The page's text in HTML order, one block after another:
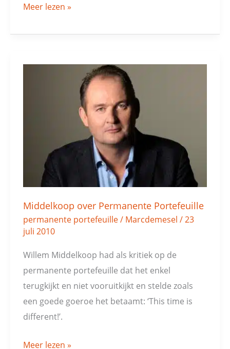
Meer lezen »
Middelkoop over Permanente Portefeuille
permanente portefeuille/ Marcdemesel /23
juli 2010
Willem Middelkoop had als kritiek op de
permanente portefeuille dat het enkel
terugkijkt en niet vooruitkijkt en stelde zoals
een goede goeroe het betaamt: ‘This time is
different!’.
Meer lezen »